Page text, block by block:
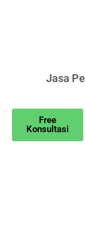
Jasa
Free
Konsultasi